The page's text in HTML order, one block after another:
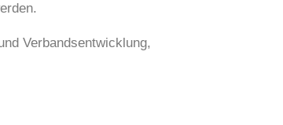
Verbandsentwicklung,